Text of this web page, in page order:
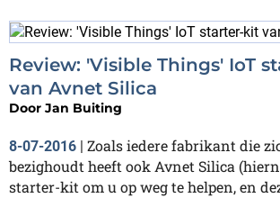
Review: 'Visible Things' IoT
van Avnet Silica
Door Jan Buiting
8-07-2016 | Zoals iedere fabrikant die
bezighoudt heeft ook Avnet Silica
starter-kit om u op weg te helpen, en